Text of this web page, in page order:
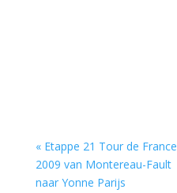
« Etappe 21 Tour de France
2009 van Montereau-Fault
naar Yonne Parijs